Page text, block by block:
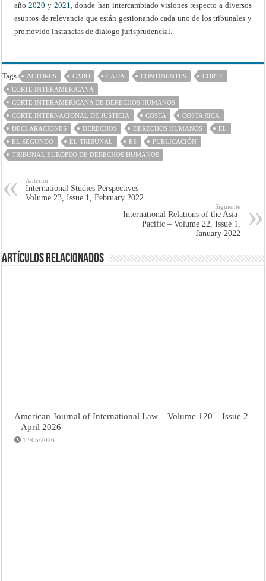
año 2020 y 2021, donde han intercambiado visiones respecto a diversos
asuntos de relevancia que están gestionando cada uno de los tribunales y
promovido instancias de diálogo jurisprudencial.
Tags ACTORES CABO CADA CONTINENTES
CORTE
CORTE INTERAMERICANA
CORTE INTERAMERICANA DE DERECHOS HUMANOS
CORTE INTERNACIONAL DE JUSTICIA
COSTA
COSTA RICA
DECLARACIONES
DERECHOS DERECHOS HUMANOS
EL
EL SEGUNDO
EL TRIBUNAL ES
PUBLICACIÓN
TRIBUNAL EUROPEO DE DERECHOS HUMANOS
Anterior
International Studies Perspectives –
Volume 23, Issue 1, February 2022
Siguiente
International Relations of the Asia-
Pacific – Volume 22, Issue 1,
January 2022
Artículos Relacionados
American Journal of International Law – Volume 120 – Issue 2
– April 2026
12/05/2026